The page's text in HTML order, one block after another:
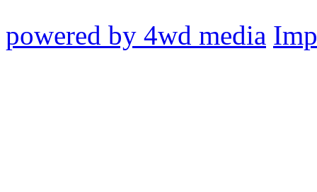
powered by 4wd media